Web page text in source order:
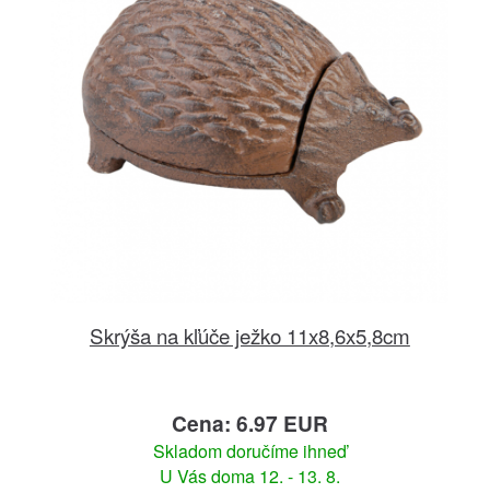
Skrýša na kľúče ježko 11x8,6x5,8cm
Cena: 6.97 EUR
Skladom doručíme ihneď
U Vás doma 12. - 13. 8.